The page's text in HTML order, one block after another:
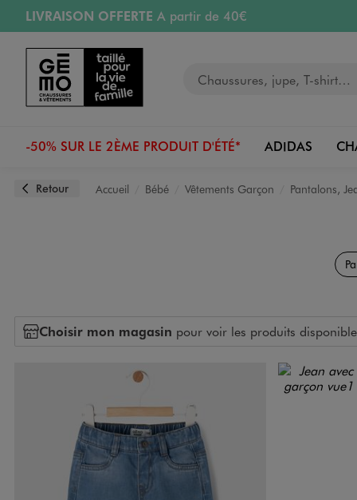
Aller au contenu principal
Aller à la navigation
LIVRAISON OFFERTE A partir de 40€
RETRAIT ET LIVRAISON OFFERTE
PAYEZ EN 3x SANS FRAIS
dès 50€
Retours OFFERTSpendant 30 jours
-50% SUR LE 2ÈME PRODUIT D'ÉTÉ* ADIDAS
Retour Accueil Bébé Vêtements Garçon Pantalons,
Choisir mon magasin pour voir les produits